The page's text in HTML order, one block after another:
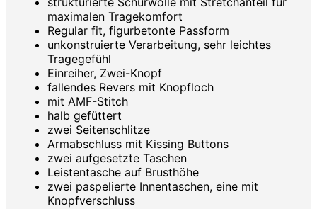
maximalen Tragekomfort
Regular fit, figurbetonte Passform
unkonstruierte Verarbeitung, sehr leichtes
Tragegefühl
Einreiher, Zwei-Knopf
fallendes Revers mit Knopfloch
mit AMF-Stitch
halb gefüttert
zwei Seitenschlitze
Armabschluss mit Kissing Buttons
zwei aufgesetzte Taschen
Leistentasche auf Brusthöhe
zwei paspelierte Innentaschen, eine mit
Knopfverschluss